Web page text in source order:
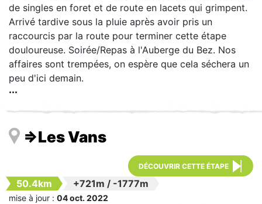
de singles en foret et de route en lacets qui grimpent.
Arrivé tardive sous la pluie après avoir pris un
raccourcis par la route pour terminer cette étape
douloureuse. Soirée/Repas à l'Auberge du Bez. Nos
affaires sont trempées, on espère que cela séchera un
peu d'ici demain.
=>Les Vans
DÉCOUVRIR CETTE ÉTAPE
50.4km +721m / -1777m
mise à jour : 04 oct. 2022